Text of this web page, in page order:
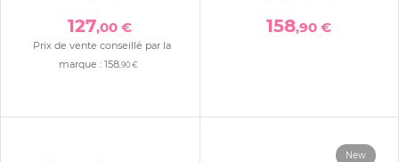
127,00 €
Prix de vente conseillé par la
marque : 158,90 €
158,90 €
New